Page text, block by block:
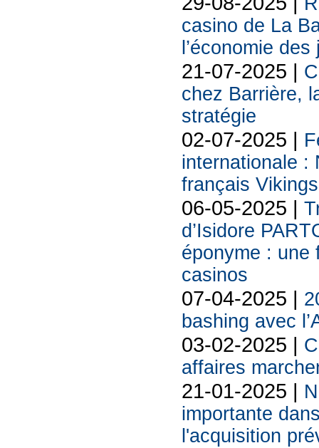
casino de La
l’économie des
21-07-2025 |
chez Barrière,
stratégie
02-07-2025 |
internationale :
français
06-05-2025 |
d’Isidore
éponyme : une
casinos
07-04-2025 |
bashing avec
03-02-2025 |
affaires
21-01-2025 |
importante
l'acquisition